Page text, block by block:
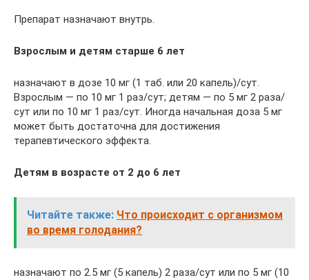
Препарат назначают внутрь.
Взрослым и детям старше 6 лет
назначают в дозе 10 мг (1 таб. или 20 капель)/сут.
Взрослым — по 10 мг 1 раз/сут; детям — по 5 мг 2 раза/
сут или по 10 мг 1 раз/сут. Иногда начальная доза 5 мг
может быть достаточна для достижения
терапевтического эффекта.
Детям в возрасте от 2 до 6 лет
Читайте также: Что происходит с организмом
во время голодания?
назначают по 2.5 мг (5 капель) 2 раза/сут или по 5 мг (10